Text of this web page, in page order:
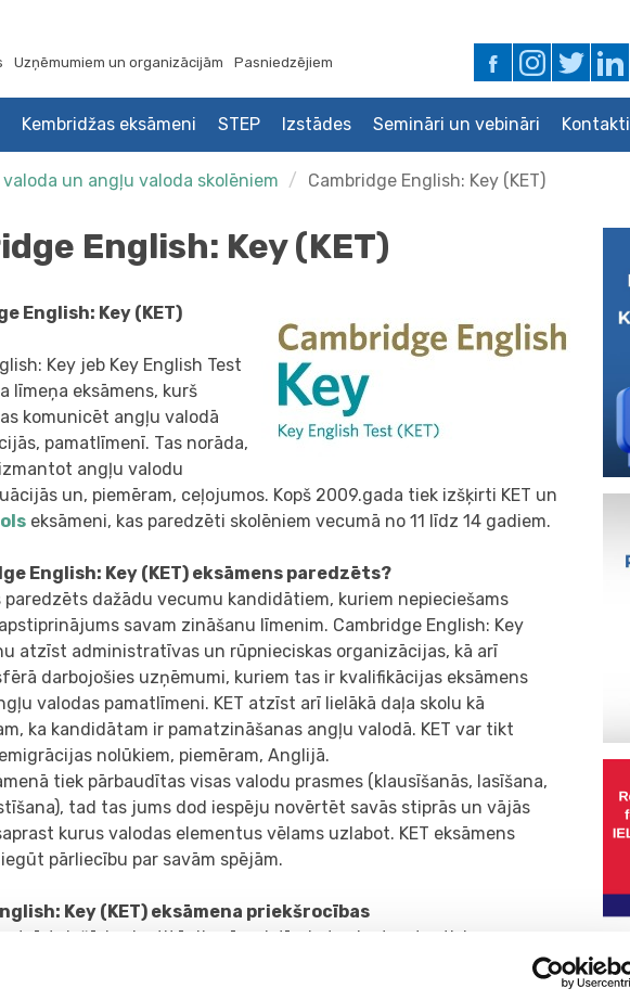
Uzņēmumiem un organizācijām Pasniedzējiem
Kembridžas eksāmeni STEP Izstādes Semināri un vebināri Kontakti
un angļu valoda skolēniem Cambridge English: Key (KET)
English: Key (KET)
English: Key (KET)
Key jeb Key English Test
līmeņa eksāmens, kurš
komunicēt angļu valodā
pamatlīmenī. Tas norāda,
angļu valodu
un, piemēram, ceļojumos. Kopš 2009.gada tiek izšķirti KET un
eksāmeni, kas paredzēti skolēniem vecumā no 11 līdz 14 gadiem.
English: Key (KET) eksāmens paredzēts?
paredzēts dažādu vecumu kandidātiem, kuriem nepieciešams
savam zināšanu līmenim. Cambridge English: Key
atzīst administratīvas un rūpnieciskas organizācijas, kā arī
darbojošies uzņēmumi, kuriem tas ir kvalifikācijas eksāmens
valodas pamatlīmeni. KET atzīst arī lielākā daļa skolu kā
ka kandidātam ir pamatzināšanas angļu valodā. KET var tikt
nolūkiem, piemēram, Anglijā.
tiek pārbaudītas visas valodu prasmes (klausīšanās, lasīšana,
tad tas jums dod iespēju novērtēt savās stiprās un vājās
kurus valodas elementus vēlams uzlabot. KET eksāmens
pārliecību par savām spējām.
Key (KET) eksāmena priekšrocības
atzīst dažādas institūcijas ārvalstīs, jo tas ir starptautisks
ka jūs pārvaldat angļu valodu pamatlīmenī. Pie tam eksāmens dos
par saviem spēkiem, kā arī motivēs gatavoties tādiem sarežģītākiem